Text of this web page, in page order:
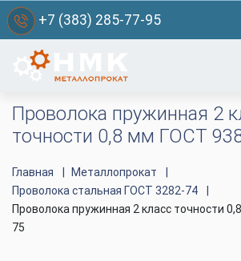
+7 (383) 285-77-95
Проволока пружинная 2
точности 0,8 мм ГОСТ
Главная
Металлопрокат
Проволока стальная ГОСТ 3282-74
Проволока пружинная 2 класс точности
75